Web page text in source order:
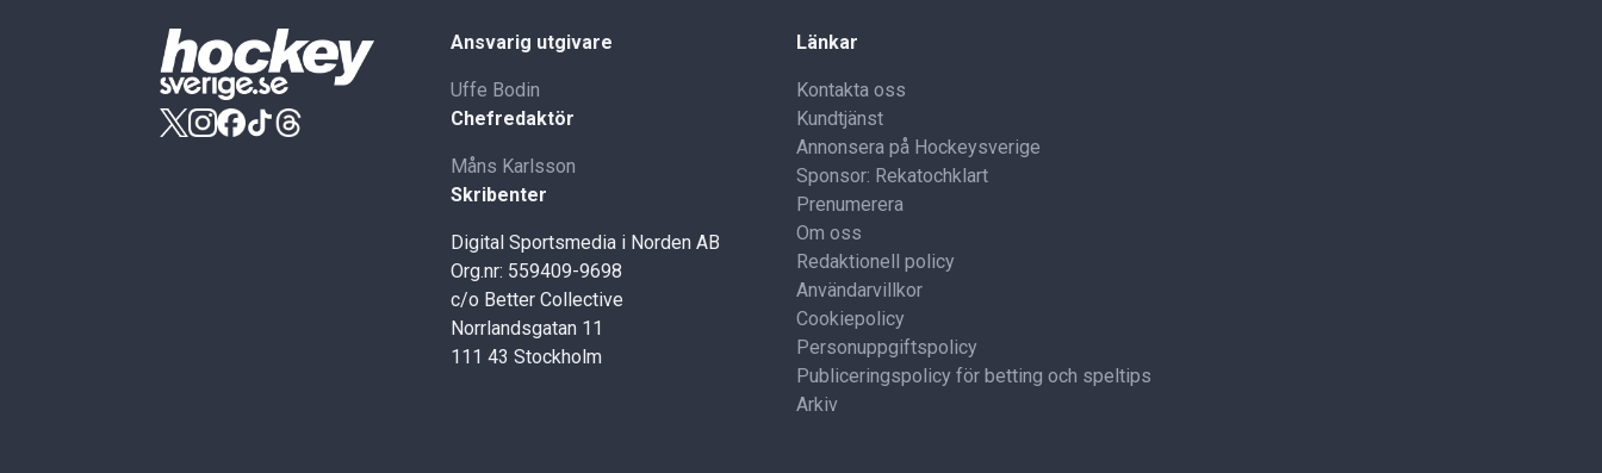
Ansvarig utgivare
Uffe Bodin
Chefredaktör
Måns Karlsson
Skribenter
Digital Sportsmedia i Norden AB
Org.nr: 559409-9698
c/o Better Collective
Norrlandsgatan 11
111 43 Stockholm
Länkar
Kontakta oss
Kundtjänst
Annonsera på Hockeysverige
Sponsor: Rekatochklart
Prenumerera
Om oss
Redaktionell policy
Användarvillkor
Cookiepolicy
Personuppgiftspolicy
Publiceringspolicy för betting och speltips
Arkiv